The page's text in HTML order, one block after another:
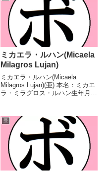
ミカエラ・ルハン(Micaela
Milagros Lujan)
ミカエラ・ルハン(Micaela
Milagros Lujan)(亜) 本名：ミカエ
ラ・ミラグロス・ルハン生年月
得タイトル】FABアルゼンチン女
子フライ級王座FABア...
亜